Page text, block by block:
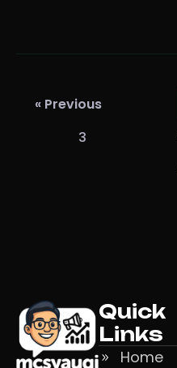
« Previous
3
Quick
Links
Home